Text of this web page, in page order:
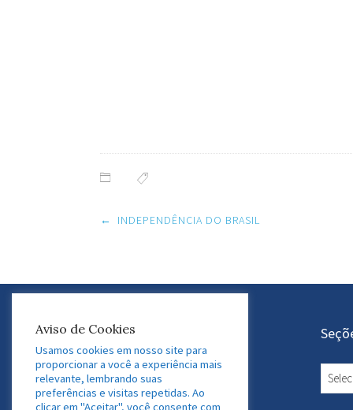
Post
← INDEPENDÊNCIA DO BRASIL
Atuação do GEDAF
Educação e Gestão Financeira
ESG e Sustentabilidade
Aviso de Cookies
Usamos cookies em nosso site para
proporcionar a você a experiência mais
relevante, lembrando suas
preferências e visitas repetidas. Ao
clicar em "Aceitar", você consente com